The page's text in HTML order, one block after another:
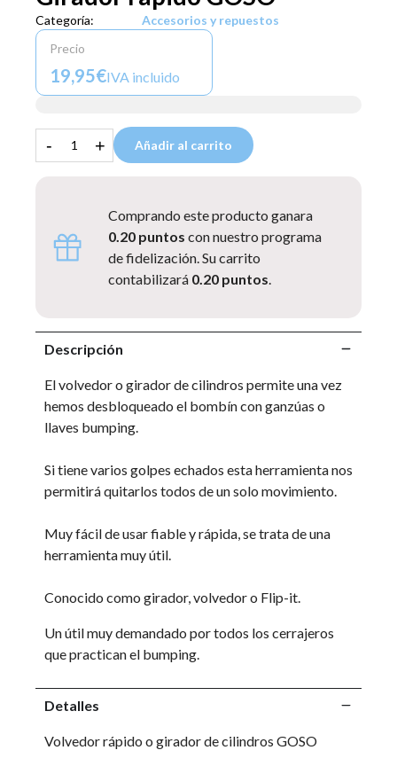
Categoría:
Accesorios y repuestos
Precio
19,95€IVA incluido
- + Añadir al carrito
Comprando este producto ganara
0.20 puntos con nuestro programa
de fidelización. Su carrito
contabilizará 0.20 puntos.
Descripción
El volvedor o girador de cilindros permite una vez
hemos desbloqueado el bombín con ganzúas o
llaves bumping.
Si tiene varios golpes echados esta herramienta nos
permitirá quitarlos todos de un solo movimiento.
Muy fácil de usar fiable y rápida, se trata de una
herramienta muy útil.
Conocido como girador, volvedor o Flip-it.
Un útil muy demandado por todos los cerrajeros
que practican el bumping.
Detalles
Volvedor rápido o girador de cilindros GOSO